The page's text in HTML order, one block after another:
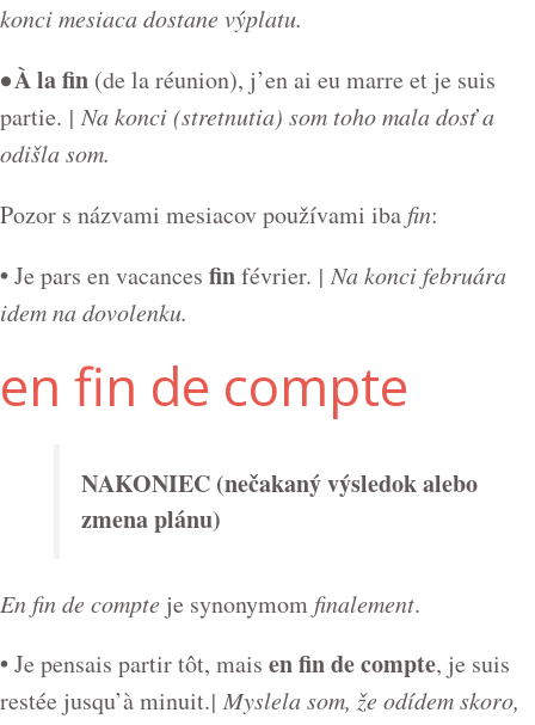
konci mesiaca dostane výplatu.
•À la fin (de la réunion), j’en ai eu marre et je suis
partie. | Na konci (stretnutia) som toho mala dosť a
odišla som.
Pozor s názvami mesiacov používami iba fin:
•Je pars en vacances finfévrier. | Na konci februára
idem na dovolenku.
en fin de compte
NAKONIEC (nečakaný výsledok alebo
zmena plánu)
En fin de compte je synonymom finalement.
•Je pensais partir tôt, mais en fin de compte, je suis
restée jusqu’à minuit.| Myslela som, že odídem skoro,